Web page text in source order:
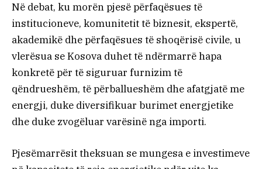
Në debat, ku morën pjesë përfaqësues të
institucioneve, komunitetit të biznesit, ekspertë,
akademikë dhe përfaqësues të shoqërisë civile, u
vlerësua se Kosova duhet të ndërmarrë hapa
konkretë për të siguruar furnizim të
qëndrueshëm, të përballueshëm dhe afatgjatë me
energji, duke diversifikuar burimet energjetike
dhe duke zvogëluar varësinë nga importi.
Pjesëmarrësit theksuan se mungesa e investimeve